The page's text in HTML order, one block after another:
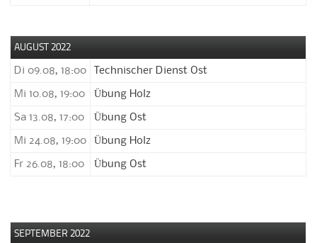
AUGUST 2022
Di 09.08, 18:00 Technischer Dienst Ost
Mi 10.08, 19:00 Übung Holz
Sa 13.08, 17:00 Übung Ost
Mi 24.08, 19:00 Übung Holz
Fr 26.08, 18:00 Übung Ost
SEPTEMBER 2022